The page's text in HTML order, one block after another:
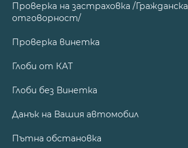
Проверка на застраховка /Гражданска
отговорност/
Проверка винетка
Глоби от КАТ
Глоби без Винетка
Данък на Вашия автомобил
Пътна обстановка